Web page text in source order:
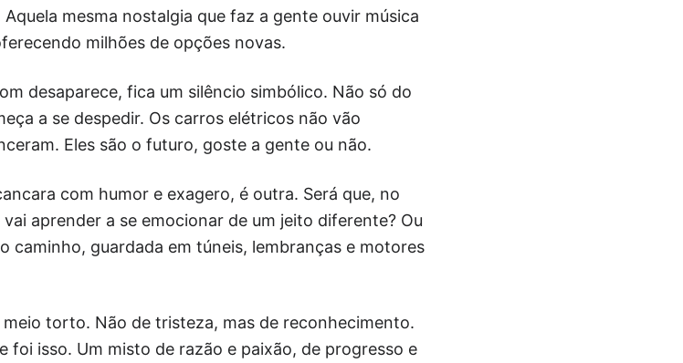
mesma nostalgia que faz a gente ouvir música
milhões de opções novas.
desaparece, fica um silêncio simbólico. Não só do
a se despedir. Os carros elétricos não vão
Eles são o futuro, goste a gente ou não.
com humor e exagero, é outra. Será que, no
aprender a se emocionar de um jeito diferente? Ou
caminho, guardada em túneis, lembranças e motores
torto. Não de tristeza, mas de reconhecimento.
foi isso. Um misto de razão e paixão, de progresso e